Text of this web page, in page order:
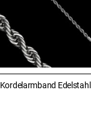
Kordelarmband Edelstahl